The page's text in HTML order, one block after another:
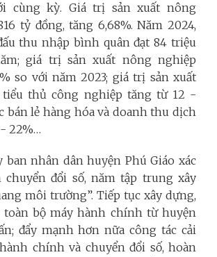
cùng kỳ. Giá trị sản xuất nông
tỷ đồng, tăng 6,68%. Năm 2024,
thu nhập bình quân đạt 84 triệu
giá trị sản xuất nông nghiệp
so với năm 2023; giá trị sản xuất
tiểu thủ công nghiệp tăng từ 12 -
bán lẻ hàng hóa và doanh thu dịch
22%…
ban nhân dân huyện Phú Giáo xác
chuyển đổi số, năm tập trung xây
môi trường”. Tiếp tục xây dựng,
toàn bộ máy hành chính từ huyện
đẩy mạnh hơn nữa công tác cải
chính và chuyển đổi số, hoàn